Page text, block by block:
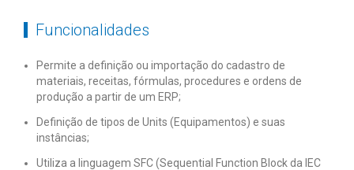
Funcionalidades
Permite a definição ou importação do cadastro de
materiais, receitas, fórmulas, procedures e ordens de
produção a partir de um ERP;
Definição de tipos de Units (Equipamentos) e suas
instâncias;
Utiliza a linguagem SFC (Sequential Function Block da IEC